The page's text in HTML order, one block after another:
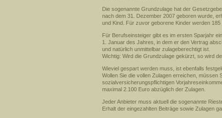
Die sogenannte Grundzulage hat der
nach dem 31. Dezember 2007 geboren wurde,
und Kind. Für zuvor geborene Kinder werden
Für Berufseinsteiger gibt es im ersten Sparjahr
1. Januar des Jahres, in dem er den Vertrag
und natürlich unmittelbar zulageberechtigt ist.
Wichtig: Wird die Grundzulage gekürzt, so wird
Wieviel gespart werden muss, ist ebenfalls
Wollen Sie die vollen Zulagen erreichen, müssen
sozialversicherungspflichtigen
maximal 2.100 Euro abzüglich der Zulagen.
Jeder Anbieter muss aktuell die sogenannte
Erhalt der eingezahlten Beiträge sowie Zulagen